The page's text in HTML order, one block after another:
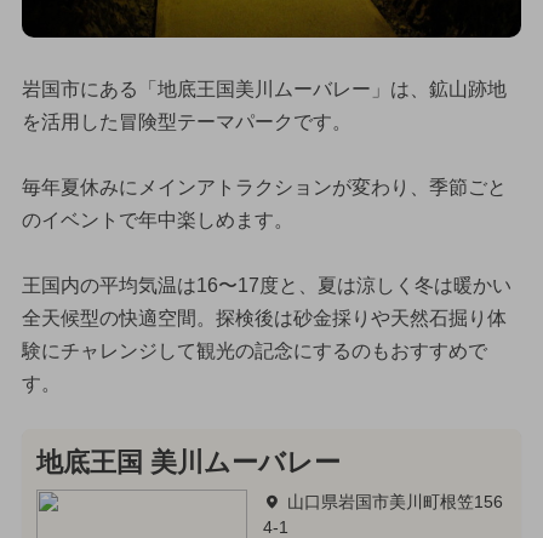
岩国市にある「地底王国美川ムーバレー」は、鉱山跡地
を活用した冒険型テーマパークです。
毎年夏休みにメインアトラクションが変わり、季節ごと
のイベントで年中楽しめます。
王国内の平均気温は16〜17度と、夏は涼しく冬は暖かい
全天候型の快適空間。探検後は砂金採りや天然石掘り体
験にチャレンジして観光の記念にするのもおすすめで
す。
地底王国 美川ムーバレー
山口県岩国市美川町根笠156
4-1